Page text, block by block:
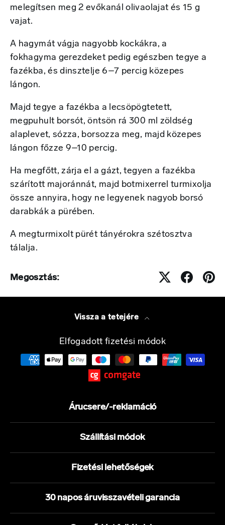
melegítsen meg 2 evőkanál olivaolajat és 15 g
vajat.
A hagymát vágja nagyobb kockákra, a
fokhagyma gerezdeket pedig egészben tegye a
fazékba, és dinsztelje 6–7 percig közepes
lángon.
Majd tegye a fazékba a lecsöpögtetett,
megpuhult borsót, öntsön rá 300 ml zöldség
alaplevet, sózza, borsozza meg, majd közepes
lángon főzze 9–10 percig.
Ha megfőtt, zárja el a gázt, tegyen a fazékba
szárított majoránnát, majd botmixerrel turmixolja
össze annyira, hogy ne legyenek nagyob borsó
darabkák a pürében.
A megturmixolt pürét tányérokra szétosztva
tálalja.
Megosztás:
Vissza a tetejére
Elfogadott fizetési módok
Árucsere/-reklamáció
Szállítási módok
Fizetési lehetőségek
30 napos áruvisszavételi garancia